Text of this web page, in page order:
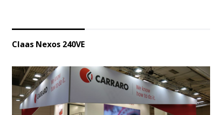
Claas Nexos 240VE